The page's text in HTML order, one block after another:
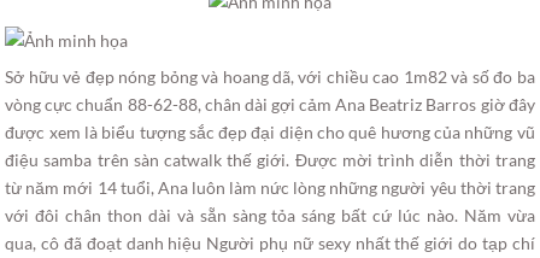
Sở hữu vẻ đẹp nóng bỏng và hoang dã, với chiều cao 1m82 và số đo ba
vòng cực chuẩn 88-62-88, chân dài gợi cảm Ana Beatriz Barros giờ đây
được xem là biểu tượng sắc đẹp đại diện cho quê hương của những vũ
điệu samba trên sàn catwalk thế giới. Được mời trình diễn thời trang
từ năm mới 14 tuổi, Ana luôn làm nức lòng những người yêu thời trang
với đôi chân thon dài và sẵn sàng tỏa sáng bất cứ lúc nào. Năm vừa
qua, cô đã đoạt danh hiệu Người phụ nữ sexy nhất thế giới do tạp chí